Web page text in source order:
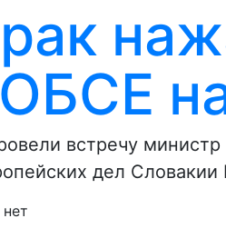
ОБСЕ
встречу
дел